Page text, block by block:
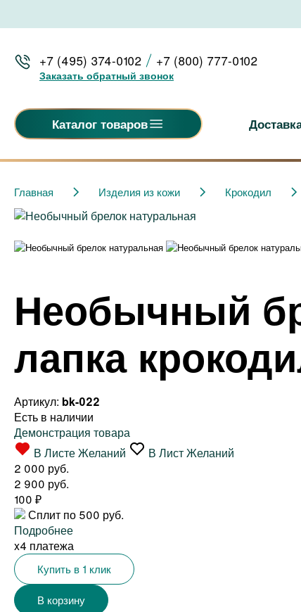
+7 (495) 374-0102 +7 (800) 777-0102
Заказать обратный звонок
Каталог товаров
Главная Изделия из кожи Крокодил
Необычный
лапка
Артикул: bk-022
Есть в наличии
Демонстрация товара
В Листе Желаний
В Лист Желаний
2 000 руб.
2 900 руб.
100 ₽
Сплит по 500 руб.
Подробнее
x4 платежа
Купить в 1 клик